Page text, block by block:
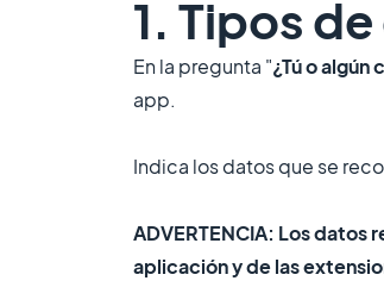
1. Tipos
En la pregunta "¿Tú o
app.
Indica los datos que se
ADVERTENCIA: Los
aplicación y de las